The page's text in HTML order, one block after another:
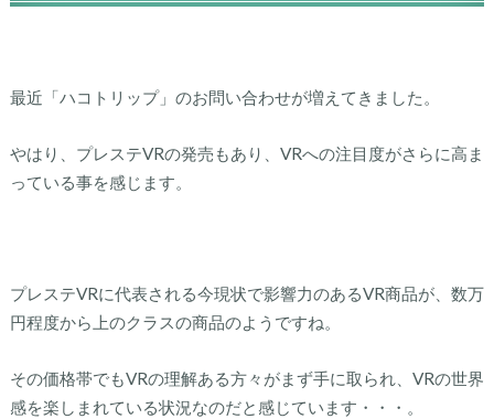
最近「ハコトリップ」のお問い合わせが増えてきました。
やはり、プレステVRの発売もあり、VRへの注目度がさらに高ま
っている事を感じます。
プレステVRに代表される今現状で影響力のあるVR商品が、数万
円程度から上のクラスの商品のようですね。
その価格帯でもVRの理解ある方々がまず手に取られ、VRの世界
感を楽しまれている状況なのだと感じています・・・。